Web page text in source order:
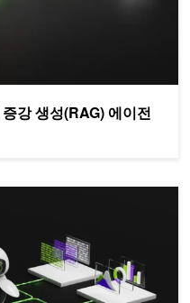
강 생성(RAG) 에이전
으로 보고서 생성 AI 에이전트